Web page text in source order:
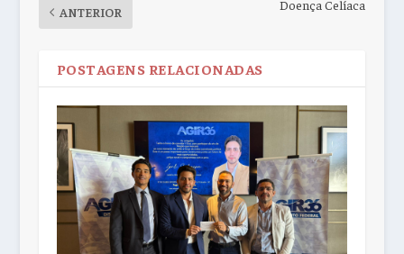
ANTERIOR Doença Celíaca
POSTAGENS RELACIONADAS